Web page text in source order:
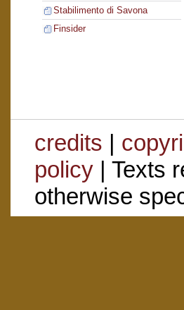
Stabilimento di Savona
Finsider
credits |
policy| Texts
otherwise